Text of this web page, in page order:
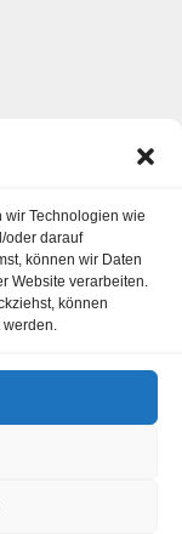
wir Technologien wie
oder darauf
können wir Daten
Website verarbeiten.
können
werden.